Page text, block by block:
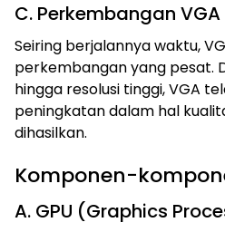
C. Perkembangan VGA
Seiring berjalannya waktu,
perkembangan yang pesat.
hingga resolusi tinggi, VGA
peningkatan dalam hal
dihasilkan.
Komponen-
A. GPU (Graphics